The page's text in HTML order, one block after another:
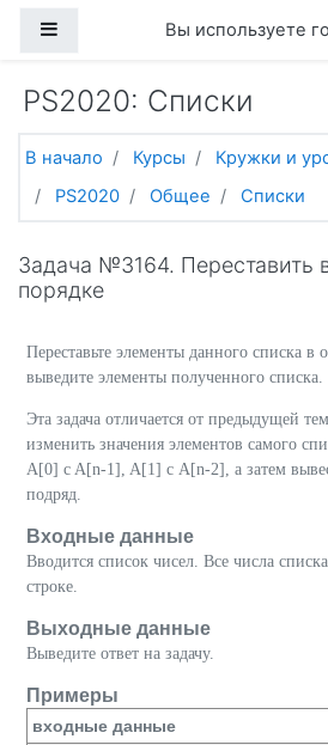
Боковая панельВы используете
PS2020: Списки
В начало Курсы Кружки и
PS2020
Общее Списки
Задача №3164. Переставить
порядке
Переставьте элементы данного списка в
выведите элементы полученного списка.
Эта задача отличается от предыдущей
изменить значения элементов самого
A[0] c A[n-1], A[1] с A[n-2], а затем
подряд.
Входные данные
Вводится список чисел. Все числа
строке.
Выходные данные
Выведите ответ на задачу.
Примеры
входные данные